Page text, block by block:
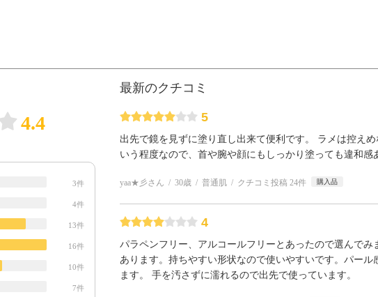
4.4
3件
4件
13件
16件
10件
7件
最新のクチコミ
5
出先で鏡を見ずに塗り直し出来て便利です。 ラメは控え
いう程度なので、首や腕や顔にもしっかり塗っても違和感
yaa★彡さん 30歳 普通肌 クチコミ投稿 24件 購入品
4
パラペンフリー、アルコールフリーとあったので選んで
あります。持ちやすい形状なので使いやすいです。パー
ます。 手を汚さずに濡れるので出先で使っています。